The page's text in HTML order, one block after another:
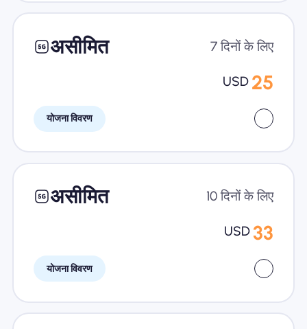
असीमित 7 दिनों के लिए
USD 25
योजना विवरण
असीमित 10 दिनों के लिए
USD 33
योजना विवरण